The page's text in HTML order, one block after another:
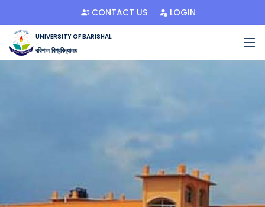
CONTACT US LOGIN
UNIVERSITY OF BARISHAL
বরিশাল বিশ্ববিদ্যালয়